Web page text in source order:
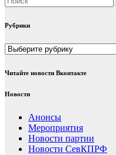
Рубрики
Рубрики
Читайте новости Вконтакте
Новости
Анонсы
Мероприятия
Новости партии
Новости СевКПРФ